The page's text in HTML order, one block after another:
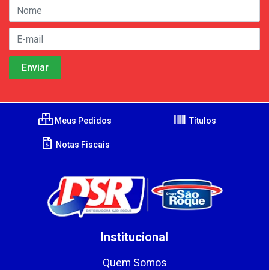
Meus Pedidos Títulos
Notas Fiscais
Institucional
Quem Somos